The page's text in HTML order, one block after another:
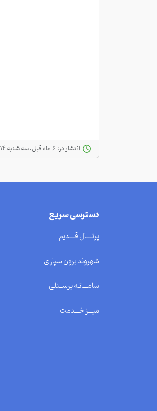
انتشار در:
دسترسی سریع
پرتــــال قــــدیم
شهروند برون سپاری
سامـــانـه پرســنلی
میـــز خـــدمت